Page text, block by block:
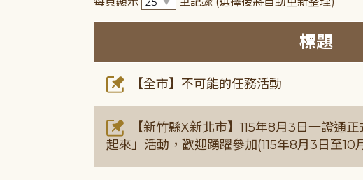
標題
【全市】不可能的任務活動
【新竹縣X新北市】115年8月3日一證通
起來」活動，歡迎踴躍參加(115年8月3日至10